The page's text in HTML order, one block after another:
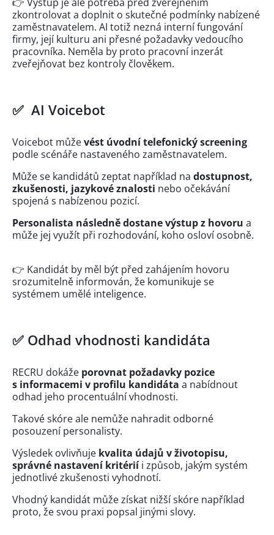
zkontrolovat a doplnit o skutečné podmínky nabízené
zaměstnavatelem. AI totiž nezná interní fungování
firmy, její kulturu ani přesné požadavky vedoucího
pracovníka. Neměla by proto pracovní inzerát
zveřejňovat bez kontroly člověkem.
✅ AI Voicebot
Voicebot můževést úvodní telefonický screening
podle scénáře nastaveného zaměstnavatelem.
Může se kandidátů zeptat například na dostupnost,
zkušenosti, jazykové znalosti nebo očekávání
spojená s nabízenou pozicí.
Personalista následně dostane výstup z hovoru a
může jej využít při rozhodování, koho osloví osobně.
👉 Kandidát by měl být před zahájením hovoru
srozumitelně informován, že komunikuje se
systémem umělé inteligence.
✅ Odhad vhodnosti kandidáta
RECRU dokáže porovnat požadavky pozice
s informacemi v profilu kandidáta a nabídnout
odhad jeho procentuální vhodnosti.
Takové skóre ale nemůže nahradit odborné
posouzení personalisty.
Výsledek ovlivňuje kvalita údajů v životopisu,
správné nastavení kritériíi způsob, jakým systém
jednotlivé zkušenosti vyhodnotí.
Vhodný kandidát může získat nižší skóre například
proto, že svou praxi popsal jinými slovy.